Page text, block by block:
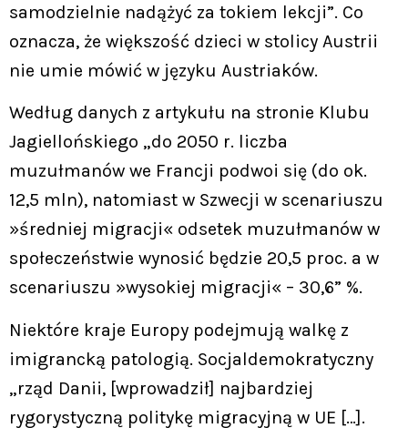
samodzielnie nadążyć za tokiem lekcji”. Co
oznacza, że większość dzieci w stolicy Austrii
nie umie mówić w języku Austriaków.
Według danych z artykułu na stronie Klubu
Jagiellońskiego „do 2050 r. liczba
muzułmanów we Francji podwoi się (do ok.
12,5 mln), natomiast w Szwecji w scenariuszu
»średniej migracji« odsetek muzułmanów w
społeczeństwie wynosić będzie 20,5 proc. a w
scenariuszu »wysokiej migracji« – 30,6” %.
Niektóre kraje Europy podejmują walkę z
imigrancką patologią. Socjaldemokratyczny
„rząd Danii, [wprowadził] najbardziej
rygorystyczną politykę migracyjną w UE […].